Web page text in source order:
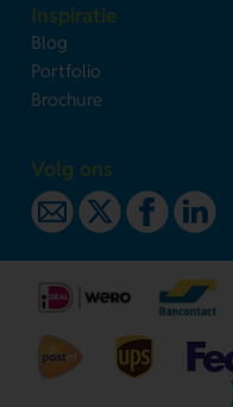
Inspiratie
Blog
Portfolio
Brochure
Volg ons